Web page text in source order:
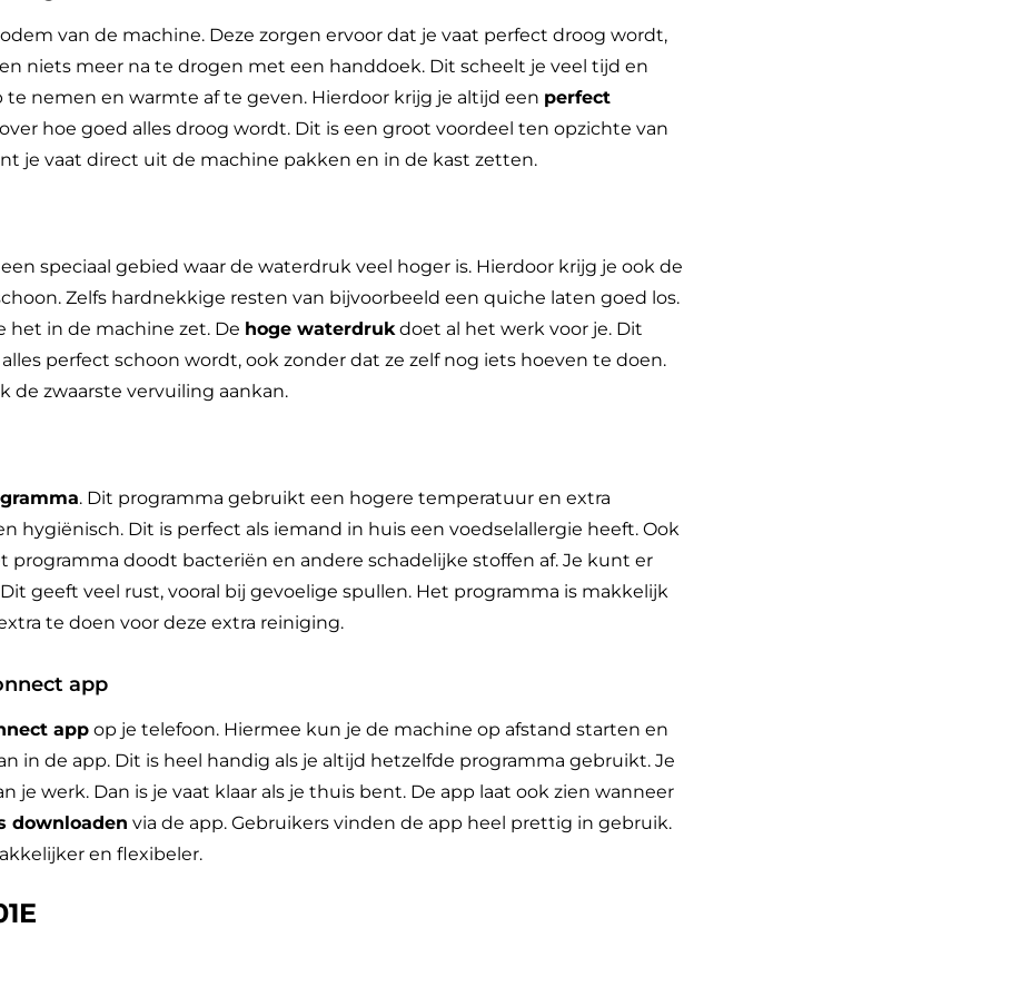
van de machine. Deze zorgen ervoor dat je vaat perfect droog wordt,
niets meer na te drogen met een handdoek. Dit scheelt je veel tijd en
nemen en warmte af te geven. Hierdoor krijg je altijd een perfect
hoe goed alles droog wordt. Dit is een groot voordeel ten opzichte van
je vaat direct uit de machine pakken en in de kast zetten.
een speciaal gebied waar de waterdruk veel hoger is. Hierdoor krijg je ook de
Zelfs hardnekkige resten van bijvoorbeeld een quiche laten goed los.
het in de machine zet. De hoge waterdruk doet al het werk voor je. Dit
perfect schoon wordt, ook zonder dat ze zelf nog iets hoeven te doen.
de zwaarste vervuiling aankan.
. Dit programma gebruikt een hogere temperatuur en extra
hygiënisch. Dit is perfect als iemand in huis een voedselallergie heeft. Ook
programma doodt bacteriën en andere schadelijke stoffen af. Je kunt er
Dit geeft veel rust, vooral bij gevoelige spullen. Het programma is makkelijk
te doen voor deze extra reiniging.
app
app op je telefoon. Hiermee kun je de machine op afstand starten en
in de app. Dit is heel handig als je altijd hetzelfde programma gebruikt. Je
werk. Dan is je vaat klaar als je thuis bent. De app laat ook zien wanneer
downloaden via de app. Gebruikers vinden de app heel prettig in gebruik.
en flexibeler.